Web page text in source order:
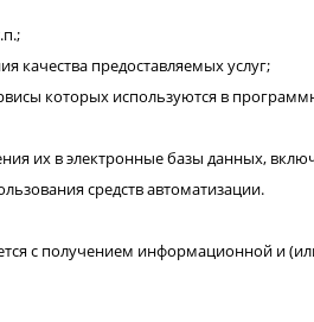
качества предоставляемых услуг;
которых используются в
их в электронные базы данных,
средств автоматизации.
с получением информационной и